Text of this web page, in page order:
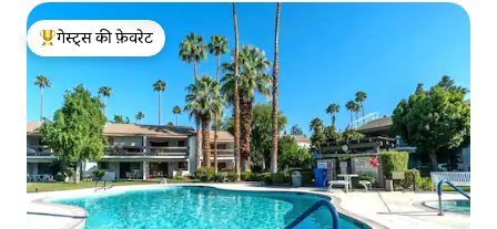
गेस्ट्स का टॉप फ़ेवरेट
गेस्ट्स की फ़ेवरेट